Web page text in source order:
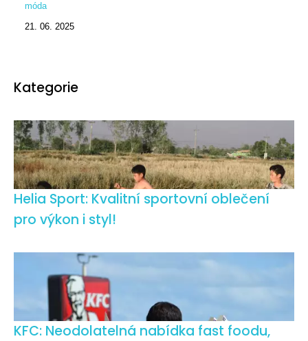
móda
21. 06. 2025
Kategorie
Helia Sport: Kvalitní sportovní oblečení
pro výkon i styl!
KFC: Neodolatelná nabídka fast foodu,